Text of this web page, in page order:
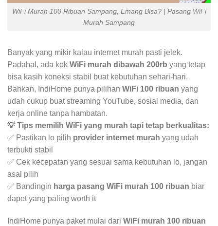
WiFi Murah 100 Ribuan Sampang, Emang Bisa? | Pasang WiFi
Murah Sampang
Banyak yang mikir kalau internet murah pasti jelek.
Padahal, ada kok WiFi murah dibawah 200rb yang tetap
bisa kasih koneksi stabil buat kebutuhan sehari-hari.
Bahkan, IndiHome punya pilihan WiFi 100 ribuan yang
udah cukup buat streaming YouTube, sosial media, dan
kerja online tanpa hambatan.
💡 Tips memilih WiFi yang murah tapi tetap berkualitas:
✅ Pastikan lo pilih provider internet murah yang udah
terbukti stabil
✅ Cek kecepatan yang sesuai sama kebutuhan lo, jangan
asal pilih
✅ Bandingin harga pasang WiFi murah 100 ribuan biar
dapet yang paling worth it
IndiHome punya paket mulai dari WiFi murah 100 ribuan